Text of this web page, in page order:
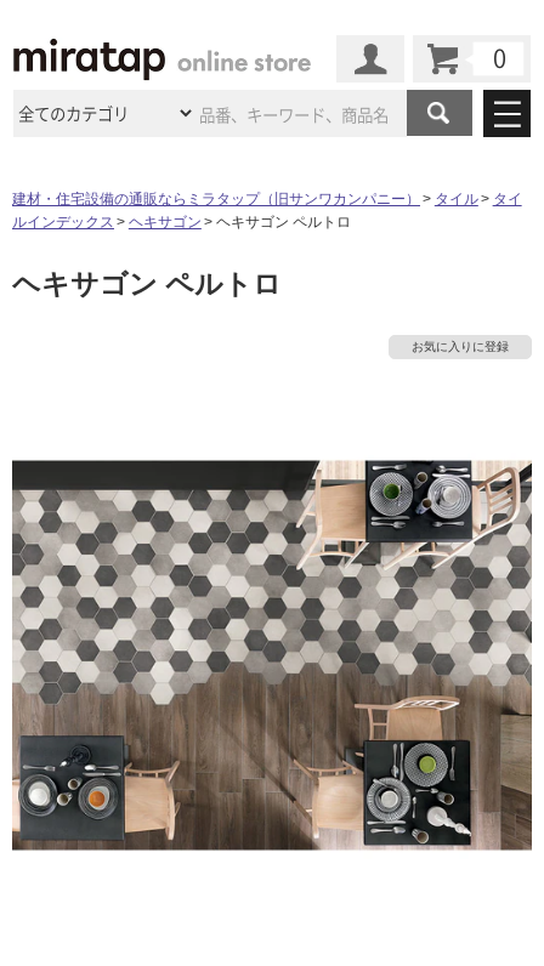
商品カテゴリ
キッチン
トイレ
ウッドデッキ フローリング・床材
収納 インテリア・家具
照明 ペット用品
内装用建材 パネル・壁材
ロートアイアン 天然石・石材
メンテナンス・施工材 新商品
施工事例
施工事例
インタビュー
ショールーム
ショールーム
名古屋ショールーム 京都ショールーム
福岡ショールーム 札幌スマートショールー
ム
横浜スマートショールー
ム
ウェルビーみのおHDC
BOX
よくある質問 お問い合わせ
修理お問い合わせ クレーム公開
説明書・図面検索 水まわり3年保証
お役立ち情報 住まいの スタイリング
アイデア
ミラタップチャンネル
オンライン相談
ミラタップと創る家
ASOLIE
工事会社紹介Coziコンシ
ェルジュ
自分らしい家づくり
SUVACO
最高のリノベ会社がみつ
かるリノベりす
建材・住宅設備の通販ならミラタップ（旧サンワカンパニー） タイル
タイ
ルインデックス
ヘキサゴン ヘキサゴン ペルトロ
ヘキサゴン ペルトロ
お気に入りに登録
タ
イ
ル
屋
内
床・